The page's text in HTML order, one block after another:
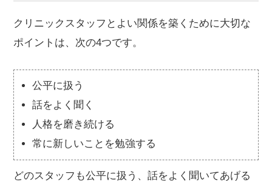
クリニックスタッフとよい関係を築くために大切な
ポイントは、次の4つです。
公平に扱う
話をよく聞く
人格を磨き続ける
常に新しいことを勉強する
どのスタッフも公平に扱う、話をよく聞いてあげる